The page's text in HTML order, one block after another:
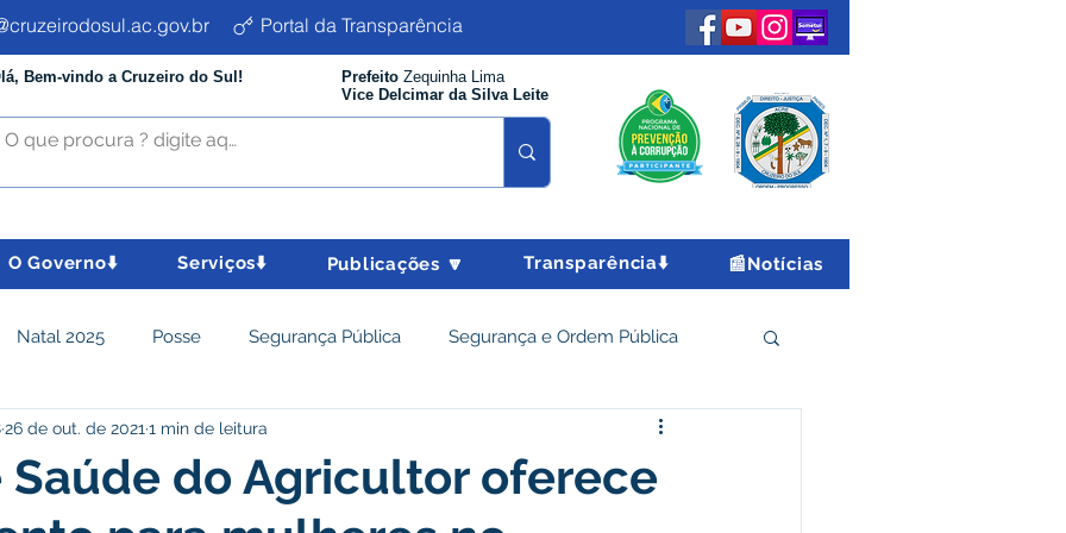
Portal da Transparência
Bem-vindo a Cruzeiro do Sul! Prefeito Zequinha Lima
Vice Delcimar da Silva Leite
O Governo⬇️ Serviços⬇️ Publicações 🔽 Transparência⬇️ 📰Notícias
Natal 2025 Posse Segurança Pública Segurança e Ordem Pública
Social e Cidadania Parcerias Desenvolvimento Econômico e Turismo
e turismo Tributos Departamento de Limpeza
Saúde do Agricultor oferece
26 de out. de 2021 1 min de leitura